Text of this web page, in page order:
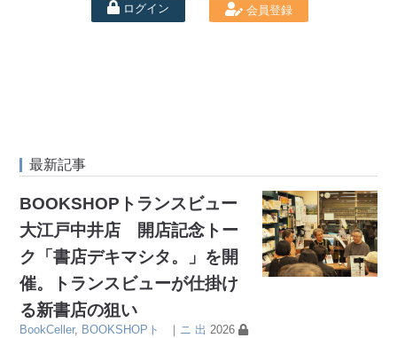
ログイン 会員登録
最新記事
BOOKSHOPトランスビュー
大江戸中井店 開店記念トー
ク「書店デキマシタ。」を開
催。トランスビューが仕掛け
る新書店の狙い
BookCeller, BOOKSHOPト
｜ ニ 出 2026